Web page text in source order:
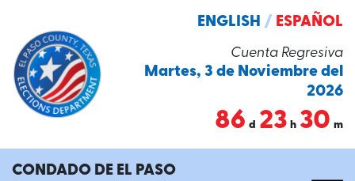
Cuenta Regresiva
Martes, 3 de Noviembre del
2026
86 d 23 h 30 m
ENGLISH / ESPAÑOL
CONDADO DE EL PASO